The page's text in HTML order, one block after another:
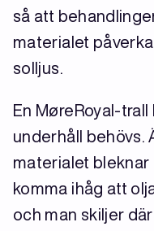
så att
materialet
solljus.
En MøreRoyal-trall
underhåll behövs.
materialet bleknar
komma ihåg att
och man skiljer